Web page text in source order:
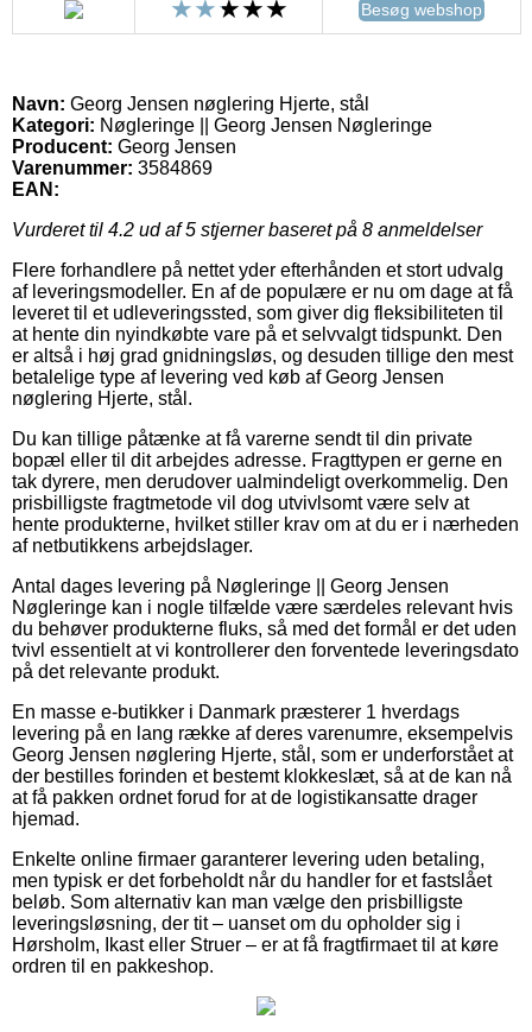
Besøg webshop
Navn: Georg Jensen nøglering Hjerte, stål
Kategori: Nøgleringe || Georg Jensen Nøgleringe
Producent: Georg Jensen
Varenummer: 3584869
EAN:
Vurderet til 4.2 ud af 5 stjerner baseret på 8 anmeldelser
Flere forhandlere på nettet yder efterhånden et stort udvalg
af leveringsmodeller. En af de populære er nu om dage at få
leveret til et udleveringssted, som giver dig fleksibiliteten til
at hente din nyindkøbte vare på et selvvalgt tidspunkt. Den
er altså i høj grad gnidningsløs, og desuden tillige den mest
betalelige type af levering ved køb af Georg Jensen
nøglering Hjerte, stål.
Du kan tillige påtænke at få varerne sendt til din private
bopæl eller til dit arbejdes adresse. Fragttypen er gerne en
tak dyrere, men derudover ualmindeligt overkommelig. Den
prisbilligste fragtmetode vil dog utvivlsomt være selv at
hente produkterne, hvilket stiller krav om at du er i nærheden
af netbutikkens arbejdslager.
Antal dages levering på Nøgleringe || Georg Jensen
Nøgleringe kan i nogle tilfælde være særdeles relevant hvis
du behøver produkterne fluks, så med det formål er det uden
tvivl essentielt at vi kontrollerer den forventede leveringsdato
på det relevante produkt.
En masse e-butikker i Danmark præsterer 1 hverdags
levering på en lang række af deres varenumre, eksempelvis
Georg Jensen nøglering Hjerte, stål, som er underforstået at
der bestilles forinden et bestemt klokkeslæt, så at de kan nå
at få pakken ordnet forud for at de logistikansatte drager
hjemad.
Enkelte online firmaer garanterer levering uden betaling,
men typisk er det forbeholdt når du handler for et fastslået
beløb. Som alternativ kan man vælge den prisbilligste
leveringsløsning, der tit – uanset om du opholder sig i
Hørsholm, Ikast eller Struer – er at få fragtfirmaet til at køre
ordren til en pakkeshop.